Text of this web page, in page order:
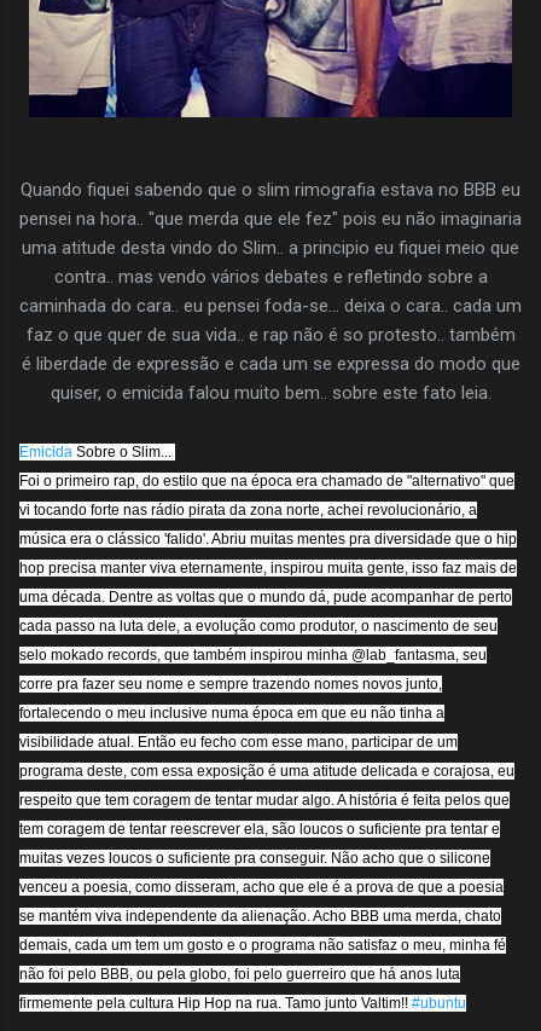
Quando fiquei sabendo que o slim rimografia estava no BBB eu
pensei na hora.. "que merda que ele fez" pois eu não imaginaria
uma atitude desta vindo do Slim.. a principio eu fiquei meio que
contra.. mas vendo vários debates e refletindo sobre a
caminhada do cara.. eu pensei foda-se... deixa o cara.. cada um
faz o que quer de sua vida.. e rap não é so protesto.. também
é liberdade de expressão e cada um se expressa do modo que
quiser, o emicida falou muito bem.. sobre este fato leia.
Emicida Sobre o Slim...
Foi o primeiro rap, do estilo que na época era chamado de "alternativo" que
vi tocando forte nas rádio pirata da zona norte, achei revolucionário, a
música era o clássico 'falido'. Abriu muitas mentes pra diversidade que o hip
hop precisa manter viva eternamente, inspirou muita gente, isso faz mais de
uma década. Dentre as voltas que o mundo dá, pude acompanhar de perto
cada passo na luta dele, a evolução como produtor, o nascimento de seu
selo mokado records, que também inspirou minha @lab_fantasma, seu
corre pra fazer seu nome e sempre trazendo nomes novos junto,
fortalecendo o meu inclusive numa época em que eu não tinha a
visibilidade atual. Então eu fecho com esse mano, participar de um
programa deste, com essa exposição é uma atitude delicada e corajosa, eu
respeito que tem coragem de tentar mudar algo. A história é feita pelos que
tem coragem de tentar reescrever ela, são loucos o suficiente pra tentar e
muitas vezes loucos o suficiente pra conseguir. Não acho que o silicone
venceu a poesia, como disseram, acho que ele é a prova de que a poesia
se mantém viva independente da alienação. Acho BBB uma merda, chato
demais, cada um tem um gosto e o programa não satisfaz o meu, minha fé
não foi pelo BBB, ou pela globo, foi pelo guerreiro que há anos luta
firmemente pela cultura Hip Hop na rua. Tamo junto Valtim!! ‪#‎ubuntu‬